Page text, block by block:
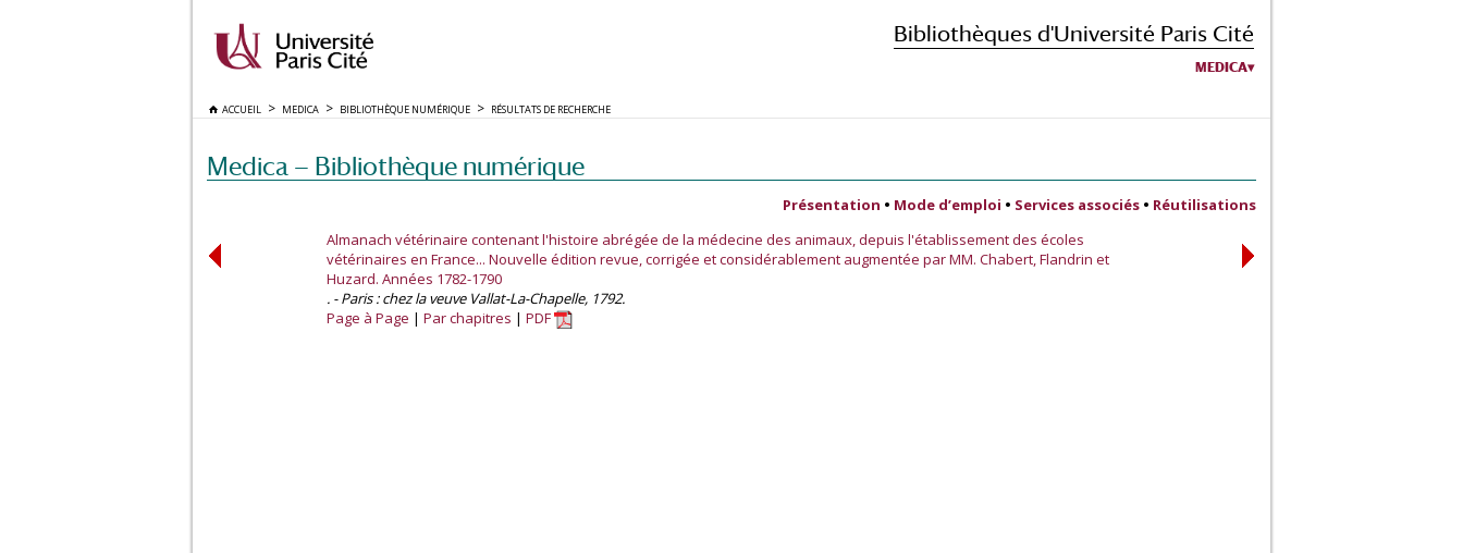
Bibliothèques d'Université Paris Cité
MEDICA
ACCUEIL MEDICA BIBLIOTHÈQUE NUMÉRIQUE RÉSULTATS DE RECHERCHE
Medica — Bibliothèque numérique
Présentation • Mode d’emploi • Services associés • Réutilisations
Almanach vétérinaire contenant l'histoire abrégée de la médecine des animaux, depuis l'établissement des écoles
vétérinaires en France... Nouvelle édition revue, corrigée et considérablement augmentée par MM. Chabert, Flandrin et
Huzard. Années 1782-1790
. - Paris : chez la veuve Vallat-La-Chapelle, 1792.
Page à Page
Par chapitres PDF